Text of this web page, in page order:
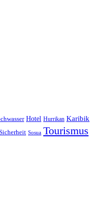
Hotel Hurrikan Karibik
Sosua Tourismus